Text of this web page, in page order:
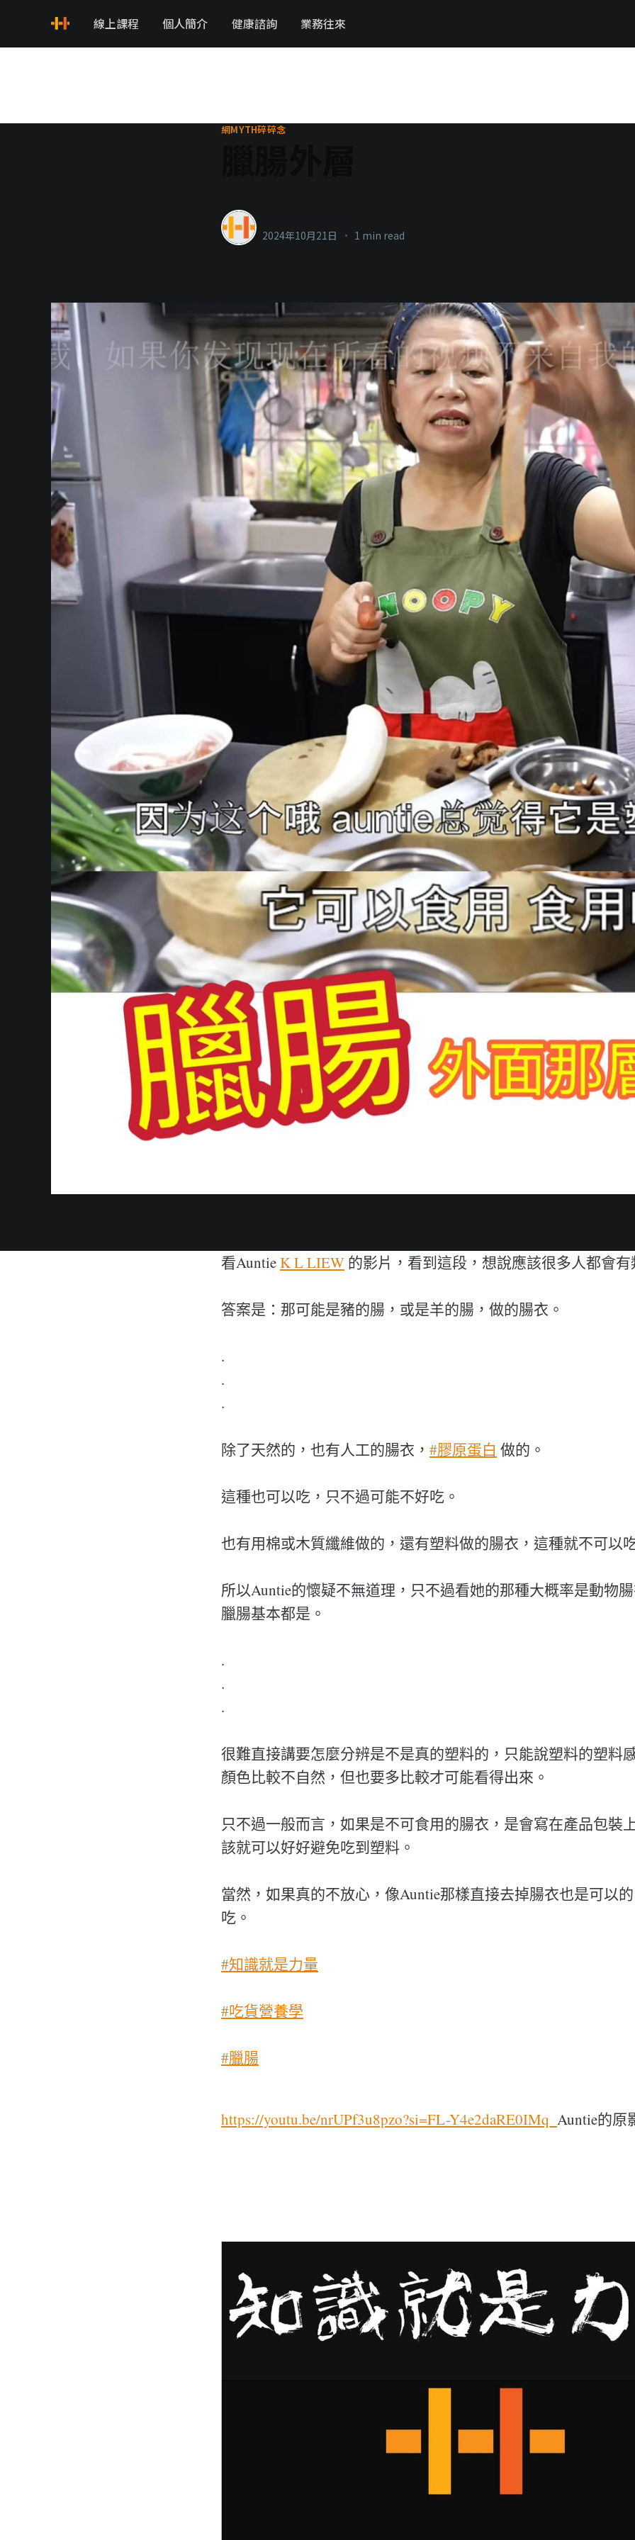
線上課程 個人簡介 健康諮詢 業務往來
網MYTH碎碎念
2024年10月21日 • 1 min read
看AuntieK L LIEW 的影片，看到這段，想說應該很多人都會
答案是：那可能是豬的腸，或是羊的腸，做的腸衣。
.
.
.
除了天然的，也有人工的腸衣， #膠原蛋白 做的。
這種也可以吃，只不過可能不好吃。
也有用棉或木質纖維做的，還有塑料做的腸衣，這種就不可以
所以Auntie的懷疑不無道理，只不過看她的那種大概率是動物
臘腸基本都是。
.
.
.
很難直接講要怎麼分辨是不是真的塑料的，只能說塑料的塑料
顏色比較不自然，但也要多比較才可能看得出來。
只不過一般而言，如果是不可食用的腸衣，是會寫在產品包裝
該就可以好好避免吃到塑料。
當然，如果真的不放心，像Auntie那樣直接去掉腸衣也是可以
吃。
#知識就是力量
#吃貨營養學
#臘腸
https://youtu.be/nrUPf3u8pzo?si=FL-Y4e2daRE0IMq_ Auntie的原